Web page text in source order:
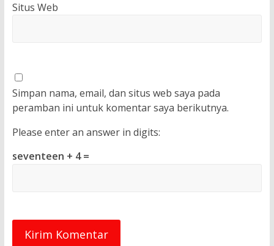
Situs Web
Simpan nama, email, dan situs web saya pada
peramban ini untuk komentar saya berikutnya.
Please enter an answer in digits:
seventeen + 4 =